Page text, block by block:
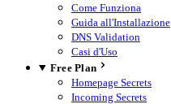
Come Funziona
Guida all'Installazione
DNS Validation
Casi d'Uso
Free Plan
Homepage Secrets
Incoming Secrets